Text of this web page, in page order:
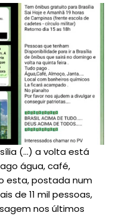
(…) a volta está
água, café,
esta, postada num
de 11 mil pessoas,
nos últimos